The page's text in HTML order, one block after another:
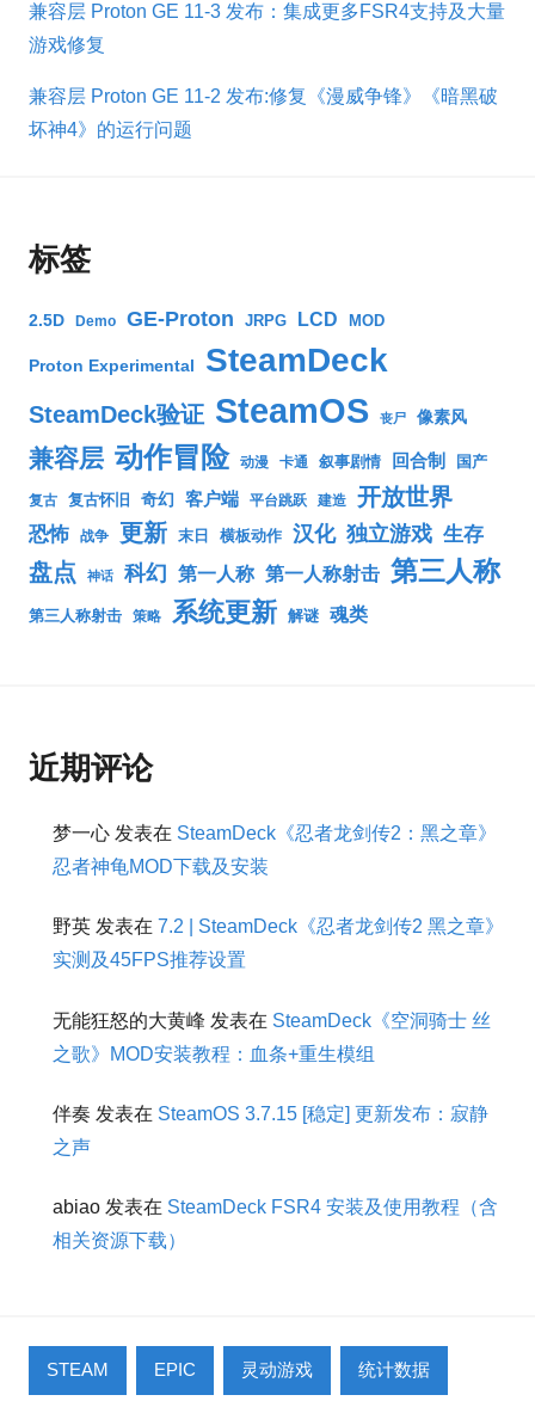
兼容层 Proton GE 11-3 发布：集成更多FSR4支持及大量
游戏修复
兼容层 Proton GE 11-2 发布:修复《漫威争锋》《暗黑破
坏神4》的运行问题
标签
2.5D Demo GE-Proton JRPG LCD MOD
Proton Experimental SteamDeck
SteamDeck验证 SteamOS 丧尸 像素风
兼容层 动作冒险 动漫 卡通 叙事剧情 回合制 国产
复古 复古怀旧 奇幻 客户端 平台跳跃 建造 开放世界
恐怖 战争 更新 末日 横板动作 汉化 独立游戏 生存
盘点 神话 科幻 第一人称 第一人称射击 第三人称
第三人称射击 策略 系统更新 解谜 魂类
近期评论
梦一心 发表在 SteamDeck《忍者龙剑传2：黑之章》
忍者神龟MOD下载及安装
野英 发表在 7.2 | SteamDeck《忍者龙剑传2 黑之章》
实测及45FPS推荐设置
无能狂怒的大黄峰 发表在 SteamDeck《空洞骑士 丝
之歌》MOD安装教程：血条+重生模组
伴奏 发表在 SteamOS 3.7.15 [稳定] 更新发布：寂静
之声
abiao 发表在 SteamDeck FSR4 安装及使用教程（含
相关资源下载）
STEAM EPIC 灵动游戏 统计数据